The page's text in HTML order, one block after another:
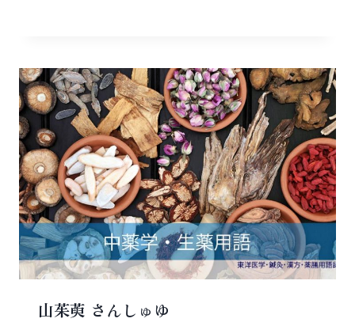
山茱萸 さんしゅゆ